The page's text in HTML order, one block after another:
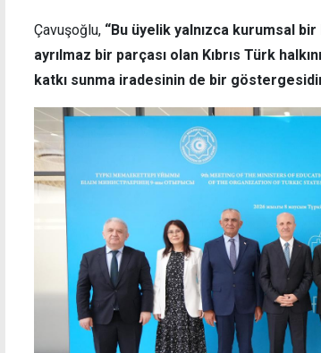
Çavuşoğlu, “Bu üyelik yalnızca kurumsal bir
ayrılmaz bir parçası olan Kıbrıs Türk
katkı sunma iradesinin de bir